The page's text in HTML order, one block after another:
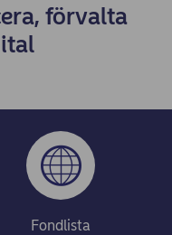
förvalta
Fondlista